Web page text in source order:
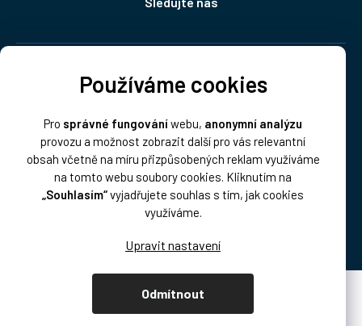
Používáme cookies
Pro správné fungováníwebu, anonymní analýzu
provozu a možnost zobrazit další pro vás relevantní
obsah včetně na míru přizpůsobených reklam využíváme
na tomto webu soubory cookies. Kliknutím na
„Souhlasím“vyjadřujete souhlas s tím, jak cookies
využíváme.
Odmítnout
Platba:
Vytvořil Shoptet Premium